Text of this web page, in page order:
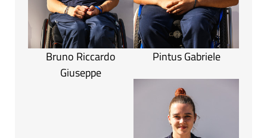
Bruno Riccardo
Giuseppe
Pintus Gabriele